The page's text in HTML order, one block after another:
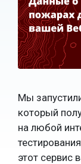
Мы
который
на любой
этот сервис